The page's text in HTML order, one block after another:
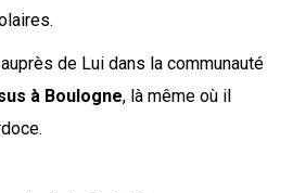
de Lui dans la communauté
à Boulogne, là même où il